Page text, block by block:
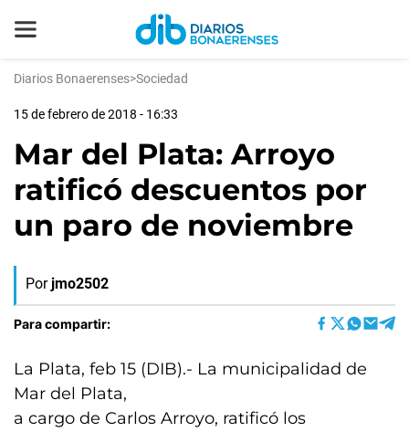
Diarios Bonaerenses>Sociedad
15 de febrero de 2018 - 16:33
Mar del Plata: Arroyo
ratificó descuentos por
un paro de noviembre
Por jmo2502
Para compartir:
La Plata, feb 15 (DIB).- La municipalidad de
Mar del Plata,
a cargo de Carlos Arroyo, ratificó los